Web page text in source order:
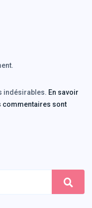
indésirables. En savoir
commentaires sont